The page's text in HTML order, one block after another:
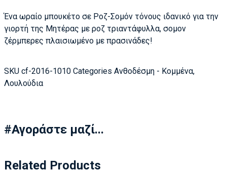
Ένα ωραίο μπουκέτο σε Ροζ-Σομόν τόνους ιδανικό για την
γιορτή της Μητέρας με ροζ τριαντάφυλλα, σομον
ζέρμπερες πλαισιωμένο με πρασινάδες!
SKU cf-2016-1010 Categories Ανθοδέσμη - Κομμένα,
Λουλούδια
#Αγοράστε μαζί...
Related Products